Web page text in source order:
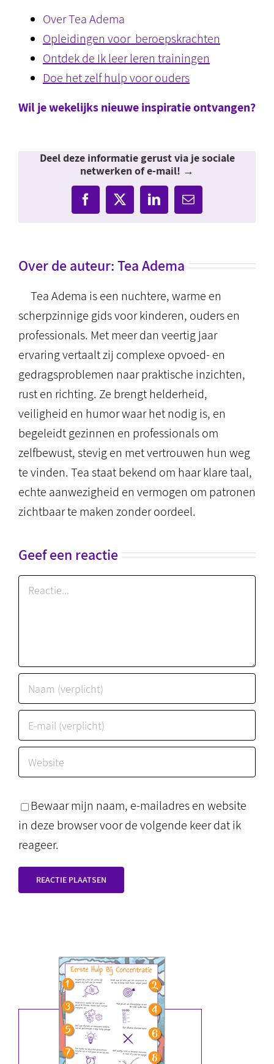
Over Tea Adema
Opleidingen voor beroepskrachten
Ontdek de Ik leer leren trainingen
Doe het zelf hulp voor ouders
Wil je wekelijks nieuwe inspiratie ontvangen?
Deel deze informatie gerust via je sociale
netwerken of e-mail! →
Facebook
X LinkedIn
E-
mail
Over de auteur:Tea Adema
Tea Adema is een nuchtere, warme en
scherpzinnige gids voor kinderen, ouders en
professionals. Met meer dan veertig jaar
ervaring vertaalt zij complexe opvoed- en
gedragsproblemen naar praktische inzichten,
rust en richting. Ze brengt helderheid,
veiligheid en humor waar het nodig is, en
begeleidt gezinnen en professionals om
zelfbewust, stevig en met vertrouwen hun weg
te vinden. Tea staat bekend om haar klare taal,
echte aanwezigheid en vermogen om patronen
zichtbaar te maken zonder oordeel.
Geef een reactie
Reactie
Bewaar mijn naam, e-mailadres en website
in deze browser voor de volgende keer dat ik
reageer.